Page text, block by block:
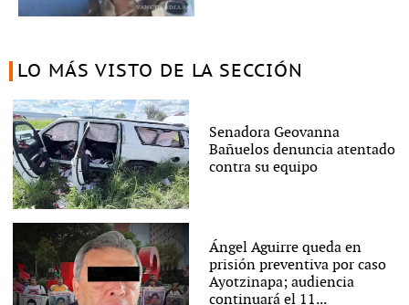
LO MÁS VISTO DE LA SECCIÓN
Senadora Geovanna
Bañuelos denuncia atentado
contra su equipo
Ángel Aguirre queda en
prisión preventiva por caso
Ayotzinapa; audiencia
continuará el 11...